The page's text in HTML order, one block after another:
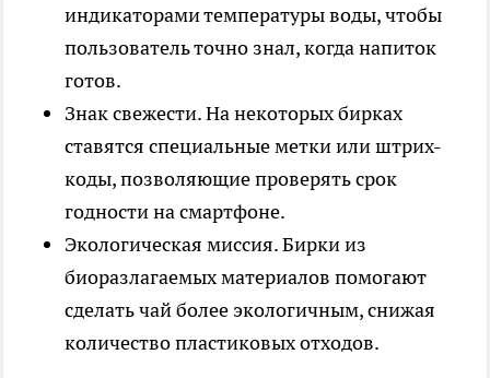
индикаторами температуры воды, чтобы
пользователь точно знал, когда напиток
готов.
Знак свежести. На некоторых бирках
ставятся специальные метки или штрих-
коды, позволяющие проверять срок
годности на смартфоне.
Экологическая миссия. Бирки из
биоразлагаемых материалов помогают
сделать чай более экологичным, снижая
количество пластиковых отходов.